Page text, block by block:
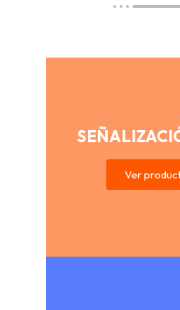
Ver